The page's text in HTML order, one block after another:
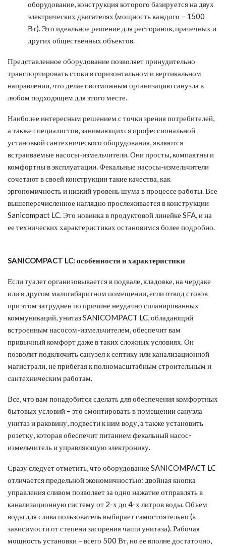
оборудование, конструкция которого базируется на двух
электрических двигателях (мощность каждого – 1500
Вт). Это идеальное решение для ресторанов, прачечных и
других общественных объектов.
Представленное оборудование позволяет принудительно
транспортировать стоки в горизонтальном и вертикальном
направлении, что делает возможным организацию санузла в
любом подходящем для этого месте.
Наиболее интересным решением с точки зрения потребителей,
а также специалистов, занимающихся профессиональной
установкой сантехнического оборудования, являются
встраиваемые насосы-измельчители. Они просты, компактны и
комфортны в эксплуатации. Фекальные насосы-измельчители
сочетают в своей конструкции такие качества, как
эргономичность и низкий уровень шума в процессе работы. Все
вышеперечисленное наглядно прослеживается в конструкции
Sanicompact LC. Это новинка в продуктовой линейке SFA, и на
ее технических характеристиках остановимся более подробно.
SANICOMPACT LC: особенности и характеристики
Если туалет организовывается в подвале, кладовке, на чердаке
или в другом малогабаритном помещении, если отвод стоков
при этом затруднен по причине неудачно спланированных
коммуникаций, унитаз SANICOMPACT LC, обладающий
встроенным насосом-измельчителем, обеспечит вам
привычный комфорт даже в таких сложных условиях. Он
позволит подключить санузел к септику или канализационной
магистрали, не прибегая к полномасштабным строительным и
сантехническим работам.
Все, что вам понадобится сделать для обеспечения комфортных
бытовых условий – это смонтировать в помещении санузла
унитаз и раковину, подвести к ним воду, а также установить
розетку, которая обеспечит питанием фекальный насос-
измельчитель и управляющую электронику.
Сразу следует отметить, что оборудование SANICOMPACT LC
отличается предельной экономичностью: двойная кнопка
управления сливом позволяет за одно нажатие отправлять в
канализационную систему от 2-х до 4-х литров воды. Объем
воды для слива пользователь выбирает самостоятельно (в
зависимости от степени засорения чаши унитаза). Рабочая
мощность установки – всего 500 Вт, но ее вполне достаточно,